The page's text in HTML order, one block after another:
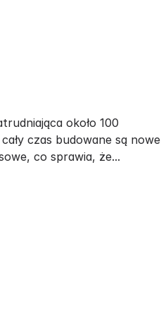
około 100
czas budowane są nowe
co sprawia, że...